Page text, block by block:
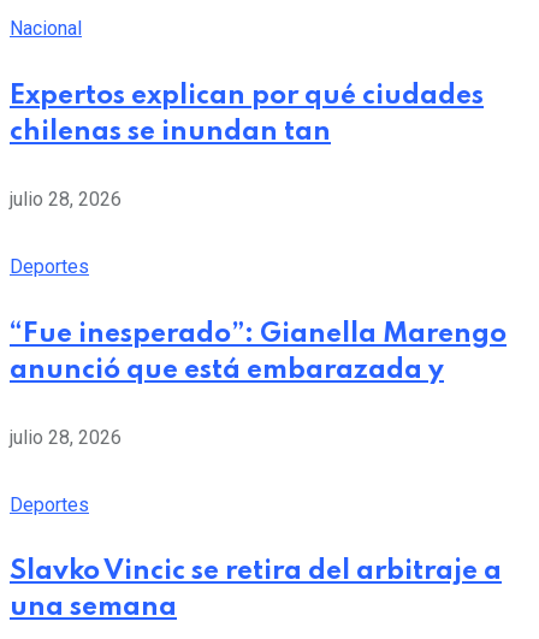
Nacional
Expertos explican por qué ciudades
chilenas se inundan tan
julio 28, 2026
Deportes
“Fue inesperado”: Gianella Marengo
anunció que está embarazada y
julio 28, 2026
Deportes
Slavko Vincic se retira del arbitraje a
una semana